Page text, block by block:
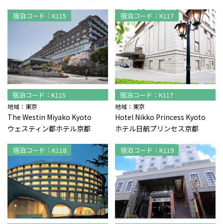
宿泊コード：K115
宿泊コード：K115
地域：東京
The Westin Miyako Kyoto
ウェスティン都ホテル京都
宿泊コード：K117
宿泊コード：K117
地域：東京
Hotel Nikko Princess Kyoto
ホテル日航プリンセス京都
宿泊コード：K118 宿泊コード：K119